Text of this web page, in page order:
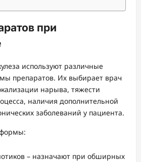
при
используют различные
препаратов. Их выбирает врач
нарыва, тяжести
наличия дополнительной
заболеваний у пациента.
– назначают при обширных